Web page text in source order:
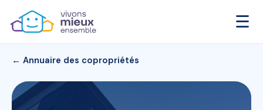
☰
← Annuaire des copropriétés